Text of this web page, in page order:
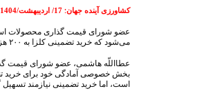
کشاورزی آینده جهان: 17/ اردیبهشت/1404
عضو شورای قیمت گذاری محصولات
می‌شود که خرید تضمینی کلزا به ۲۰۰ هزارتن برسد.
عطااللّه هاشمی، عضو شورای قیمت
بخش خصوصی آمادگی خود برای خرید
است، اما خرید تضمینی نیازمند